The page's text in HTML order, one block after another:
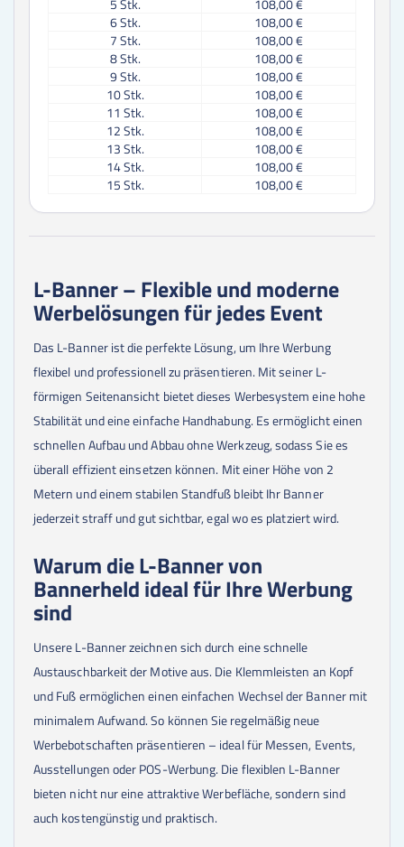
6Stk.
108,00 €
7Stk.
108,00 €
8Stk.
108,00 €
9Stk.
108,00 €
10Stk.
108,00 €
11 Stk.
108,00 €
12Stk.
108,00 €
13Stk.
108,00 €
14Stk.
108,00 €
15Stk.
108,00 €
18Stk.
108,00 €
21 Stk.
108,00 €
22Stk.
108,00 €
24Stk.
108,00 €
25 Stk.
108,00 €
30Stk.
108,00 €
35Stk.
108,00 €
36Stk.
108,00 €
40
108,00 €
45Stk.
108,00 €
50Stk. 108,00 €
L-Banner – Flexible und moderne
Werbelösungen für jedes Event
Das L-Banner ist die perfekte Lösung, um Ihre Werbung
flexibel und professionell zu präsentieren. Mit seiner L-
förmigen Seitenansicht bietet dieses Werbesystem eine hohe
Stabilität und eine einfache Handhabung. Es ermöglicht einen
schnellen Aufbau und Abbau ohne Werkzeug, sodass Sie es
überall effizient einsetzen können. Mit einer Höhe von 2
Metern und einem stabilen Standfuß bleibt Ihr Banner
jederzeit straff und gut sichtbar, egal wo es platziert wird.
Warum die L-Banner von
Bannerheld ideal für Ihre Werbung
sind
Unsere L-Banner zeichnen sich durch eine schnelle
Austauschbarkeit der Motive aus. Die Klemmleisten an Kopf
und Fuß ermöglichen einen einfachen Wechsel der Banner mit
minimalem Aufwand. So können Sie regelmäßig neue
Werbebotschaften präsentieren – ideal für Messen, Events,
Ausstellungen oder POS-Werbung. Die flexiblen L-Banner
bieten nicht nur eine attraktive Werbefläche, sondern sind
auch kostengünstig und praktisch.